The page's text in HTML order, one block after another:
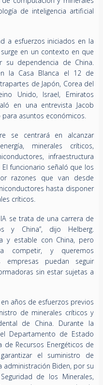
de inteligencia artificial
a esfuerzos iniciados en la
en un contexto en que
su dependencia de China.
la Casa Blanca el 12 de
de Japón, Corea del
Unido, Israel, Emiratos
en una entrevista Jacob
asuntos económicos.
se centrará en alcanzar
minerales críticos,
infraestructura
funcionario señaló que los
razones que van desde
hasta disponer
críticos.
se trata de una carrera de
y China”, dijo Helberg.
y estable con China, pero
competir, y queremos
empresas puedan seguir
sin estar sujetas a
años de esfuerzos previos
de minerales críticos y
de China. Durante la
Departamento de Estado
de Recursos Energéticos de
el suministro de
Biden, por su
de los Minerales,